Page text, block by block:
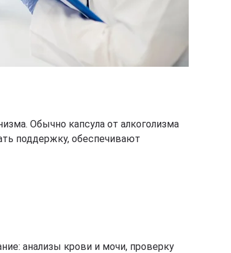
Обычно капсула от алкоголизма
поддержку, обеспечивают
анализы крови и мочи, проверку